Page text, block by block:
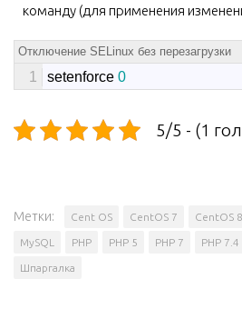
команду (для применения
Отключение SELinux без перезагрузки
1 setenforce 0
5/5 - (1
Метки: Cent OS CentOS 7 CentOS 8
MySQL PHP PHP 5 PHP 7 PHP 7.4
Шпаргалка